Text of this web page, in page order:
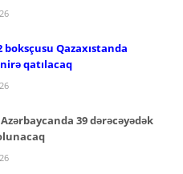
boksçusu Qazaxıstanda
qatılacaq
39 dərəcəyədək